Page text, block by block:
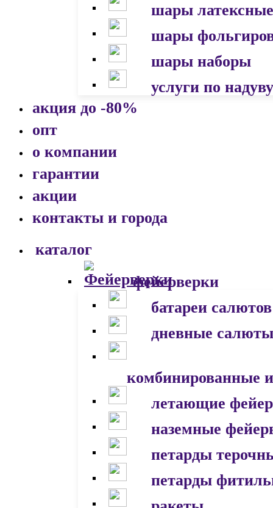
шары латексные
шары
шары наборы
услуги по надуву
акция до -80%
опт
о компании
гарантии
акции
контакты и города
каталог
фейерверки
батареи салютов
дневные салюты
комбинированные
летающие
наземные
петарды
петарды